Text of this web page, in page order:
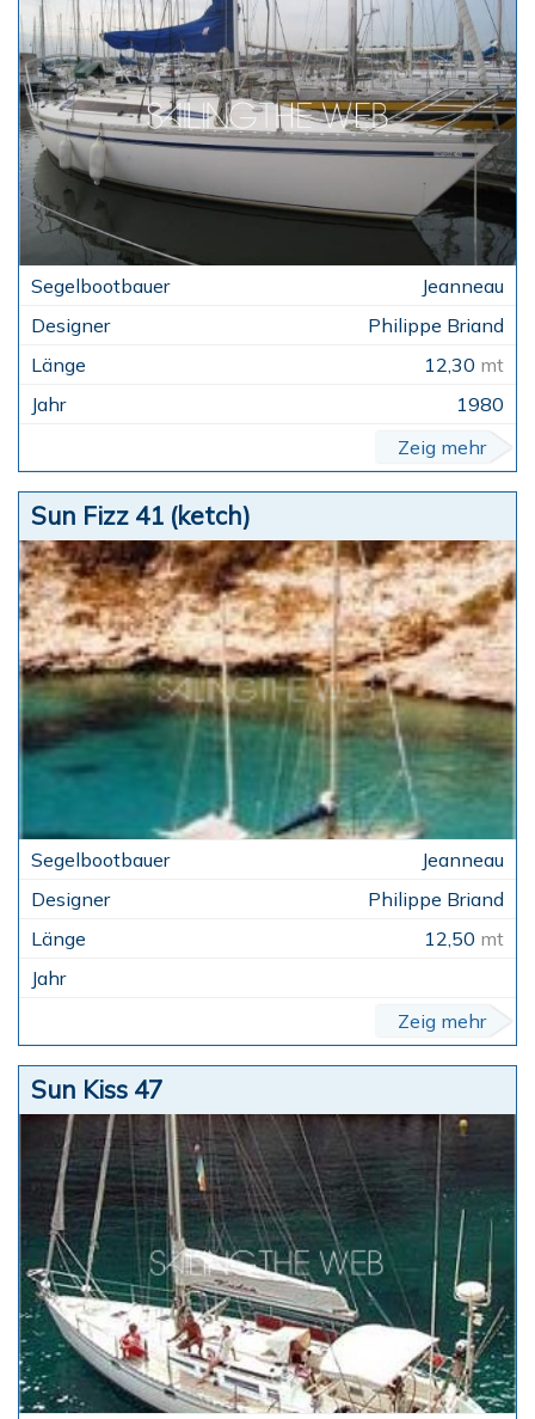
Jeanneau
Philippe Briand
12,30 mt
1980
Zeig mehr
Sun Fizz 41 (ketch)
Jeanneau
Philippe Briand
12,50 mt
Zeig mehr
Sun Kiss 47